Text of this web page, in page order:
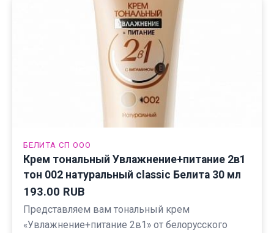
БЕЛИТА СП ООО
Крем тональный Увлажнение+питание 2в1
тон 002 натуральный classic Белита 30 мл
193.00 RUB
Представляем вам тональный крем
«Увлажнение+питание 2в1» от белорусского